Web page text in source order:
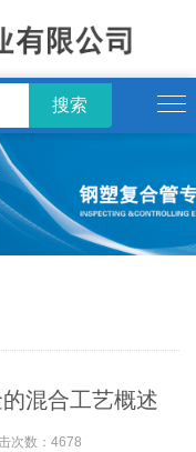
混合工艺概述
次数：4678